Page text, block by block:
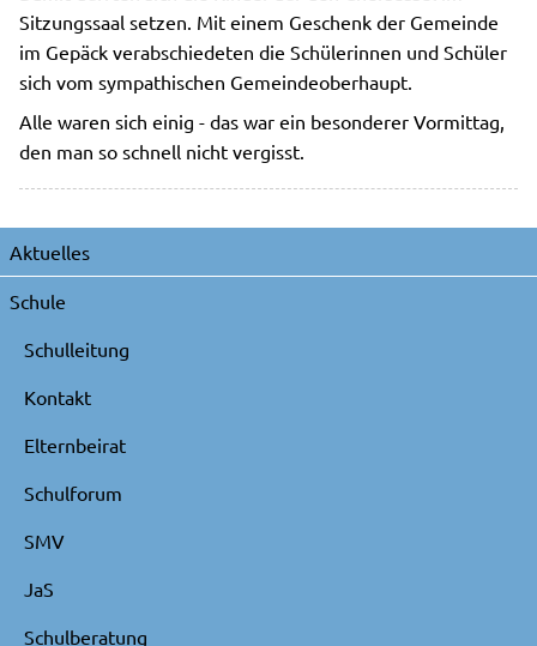
Sitzungssaal setzen. Mit einem Geschenk der Gemeinde
im Gepäck verabschiedeten die Schülerinnen und Schüler
sich vom sympathischen Gemeindeoberhaupt.
Alle waren sich einig - das war ein besonderer Vormittag,
den man so schnell nicht vergisst.
Navigation
Aktuelles
Schule
Schulleitung
Kontakt
Elternbeirat
Schulforum
SMV
JaS
Schulberatung